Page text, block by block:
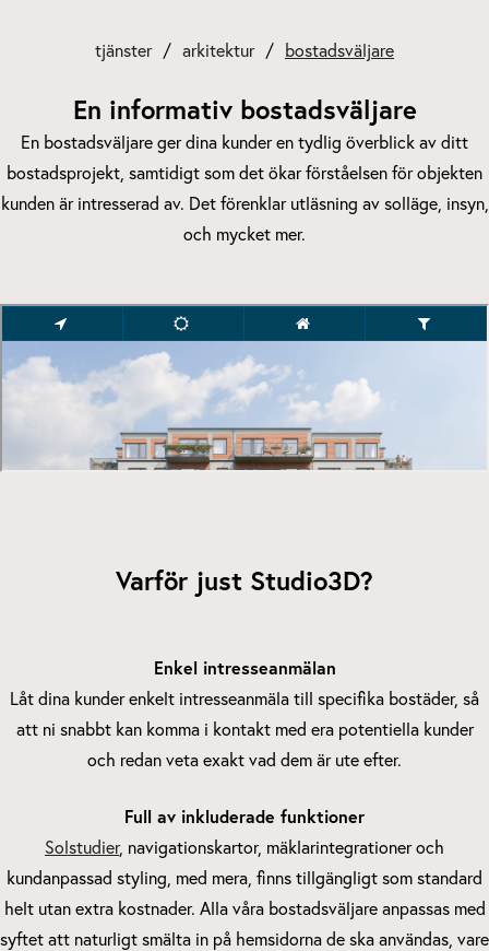
tjänster arkitektur bostadsväljare
En informativ bostadsväljare
En bostadsväljare ger dina kunder en tydlig överblick av ditt
bostadsprojekt, samtidigt som det ökar förståelsen för objekten
kunden är intresserad av. Det förenklar utläsning av solläge, insyn,
och mycket mer.
Varför just Studio3D?
Enkel intresseanmälan
Låt dina kunder enkelt intresseanmäla till specifika bostäder, så
att ni snabbt kan komma i kontakt med era potentiella kunder
och redan veta exakt vad dem är ute efter.
Full av inkluderade funktioner
Solstudier, navigationskartor, mäklarintegrationer och
kundanpassad styling, med mera, finns tillgängligt som standard
helt utan extra kostnader. Alla våra bostadsväljare anpassas med
syftet att naturligt smälta in på hemsidorna de ska användas, vare